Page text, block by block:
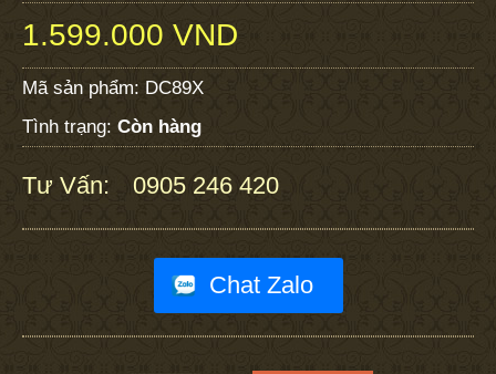
1.599.000 VND
Mã sản phẩm: DC89X
Tình trạng: Còn hàng
Tư Vấn: 0905 246 420
Chat Zalo